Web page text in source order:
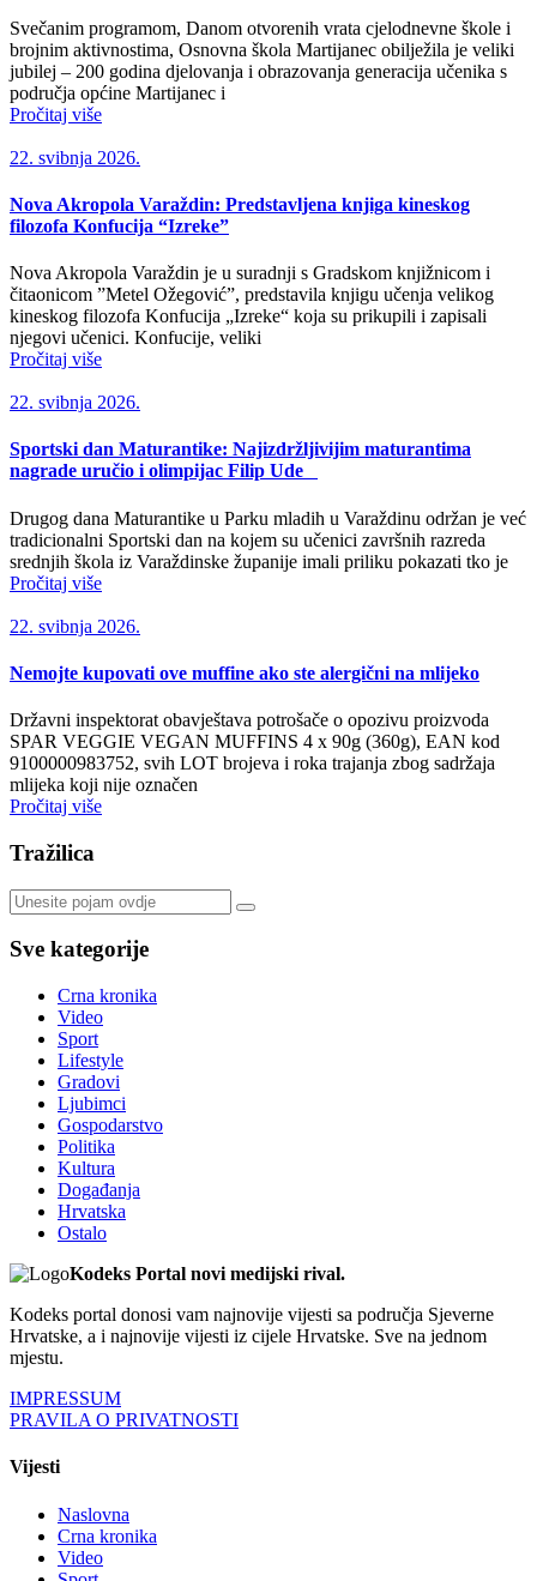
Svečanim programom, Danom otvorenih vrata cjelodnevne škole i
brojnim aktivnostima, Osnovna škola Martijanec obilježila je veliki
jubilej – 200 godina djelovanja i obrazovanja generacija učenika s
područja općine Martijanec i
Pročitaj više
22. svibnja 2026.
Nova Akropola Varaždin: Predstavljena knjiga kineskog
filozofa Konfucija “Izreke”
Nova Akropola Varaždin je u suradnji s Gradskom knjižnicom i
čitaonicom ”Metel Ožegović”, predstavila knjigu učenja velikog
kineskog filozofa Konfucija „Izreke“ koja su prikupili i zapisali
njegovi učenici. Konfucije, veliki
Pročitaj više
22. svibnja 2026.
Sportski dan Maturantike: Najizdržljivijim maturantima
nagrade uručio i olimpijac Filip Ude
Drugog dana Maturantike u Parku mladih u Varaždinu održan je već
tradicionalni Sportski dan na kojem su učenici završnih razreda
srednjih škola iz Varaždinske županije imali priliku pokazati tko je
Pročitaj više
22. svibnja 2026.
Nemojte kupovati ove muffine ako ste alergični na mlijeko
Državni inspektorat obavještava potrošače o opozivu proizvoda
SPAR VEGGIE VEGAN MUFFINS 4 x 90g (360g), EAN kod
9100000983752, svih LOT brojeva i roka trajanja zbog sadržaja
mlijeka koji nije označen
Pročitaj više
Tražilica
Sve kategorije
Crna kronika
Video
Sport
Lifestyle
Gradovi
Ljubimci
Gospodarstvo
Politika
Kultura
Događanja
Hrvatska
Ostalo
Kodeks Portal novi medijski rival.
Kodeks portal donosi vam najnovije vijesti sa područja Sjeverne
Hrvatske, a i najnovije vijesti iz cijele Hrvatske. Sve na jednom
mjestu.
IMPRESSUM
PRAVILA O PRIVATNOSTI
Vijesti
Naslovna
Crna kronika
Video